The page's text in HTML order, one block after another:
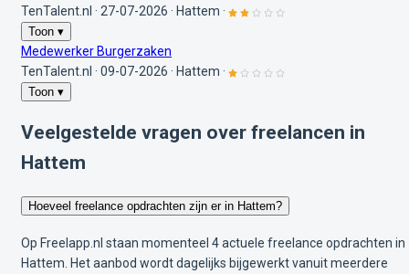
TenTalent.nl · 27-07-2026 · Hattem ·
Toon ▾
Medewerker Burgerzaken
TenTalent.nl · 09-07-2026 · Hattem ·
Toon ▾
Veelgestelde vragen over freelancen in
Hattem
Hoeveel freelance opdrachten zijn er in Hattem?
Op Freelapp.nl staan momenteel 4 actuele freelance opdrachten in
Hattem. Het aanbod wordt dagelijks bijgewerkt vanuit meerdere